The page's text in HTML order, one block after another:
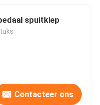
spuitklep
Contacteer ons
klep